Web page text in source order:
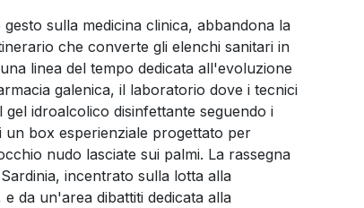
sulla medicina clinica, abbandona la
che converte gli elenchi sanitari in
linea del tempo dedicata all'evoluzione
galenica, il laboratorio dove i tecnici
idroalcolico disinfettante seguendo i
un box esperienziale progettato per
nudo lasciate sui palmi. La rassegna
incentrato sulla lotta alla
da un'area dibattiti dedicata alla